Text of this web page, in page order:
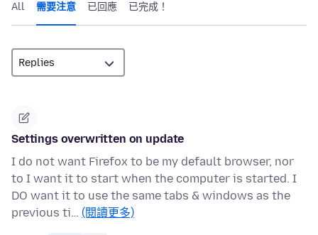
All 需要注意 已回應 已完成！
Settings overwritten on update
I do not want Firefox to be my default browser, nor
to I want it to start when the computer is started. I
DO want it to use the same tabs & windows as the
previous ti… (閱讀更多)